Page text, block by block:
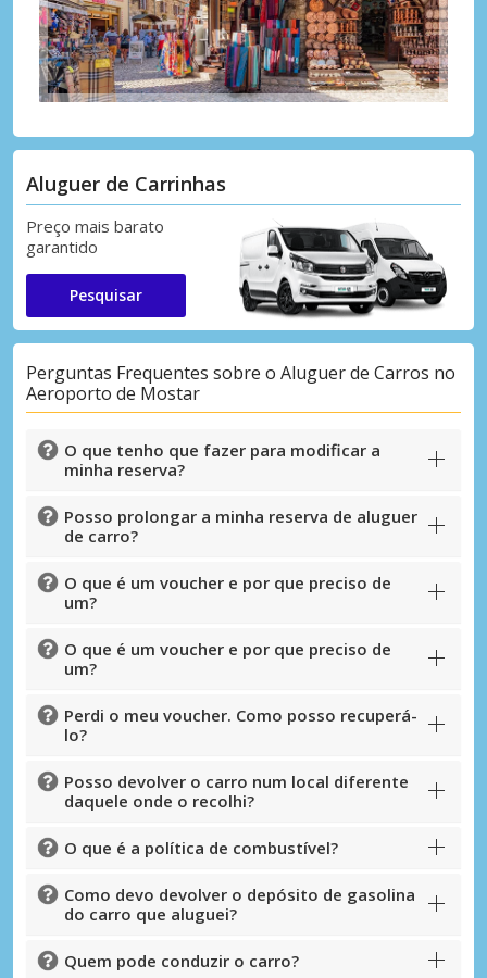
Aluguer de Carrinhas
Preço mais barato
garantido
Pesquisar
Perguntas Frequentes sobre o Aluguer de Carros no
Aeroporto de Mostar
O que tenho que fazer para modificar a
minha reserva?
Posso prolongar a minha reserva de aluguer
de carro?
O que é um voucher e por que preciso de
um?
O que é um voucher e por que preciso de
um?
Perdi o meu voucher. Como posso recuperá-
lo?
Posso devolver o carro num local diferente
daquele onde o recolhi?
O que é a política de combustível?
Como devo devolver o depósito de gasolina
do carro que aluguei?
Quem pode conduzir o carro?